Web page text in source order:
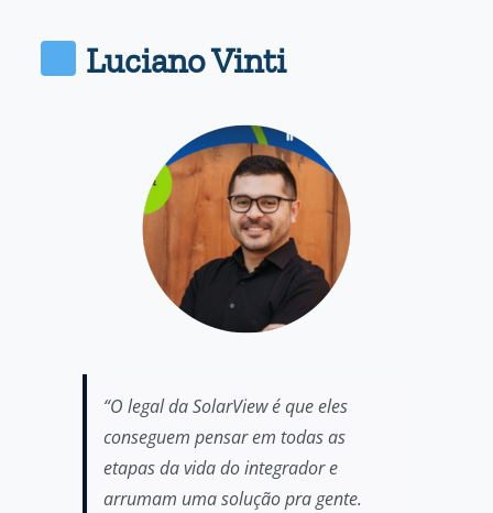
Luciano Vinti
“O legal da SolarView é que eles
conseguem pensar em todas as
etapas da vida do integrador e
arrumam uma solução pra gente.